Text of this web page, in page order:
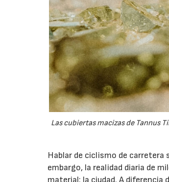
Las cubiertas macizas de Tannus
Hablar de ciclismo de
embargo, la realidad diaria de
material: la ciudad. A diferencia